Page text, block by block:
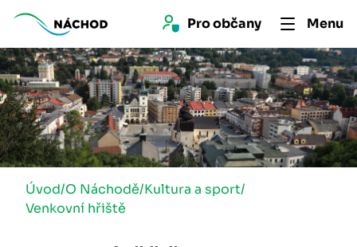
Pro občany Menu
Úvod/O Náchodě/Kultura a sport/
Venkovní hřiště